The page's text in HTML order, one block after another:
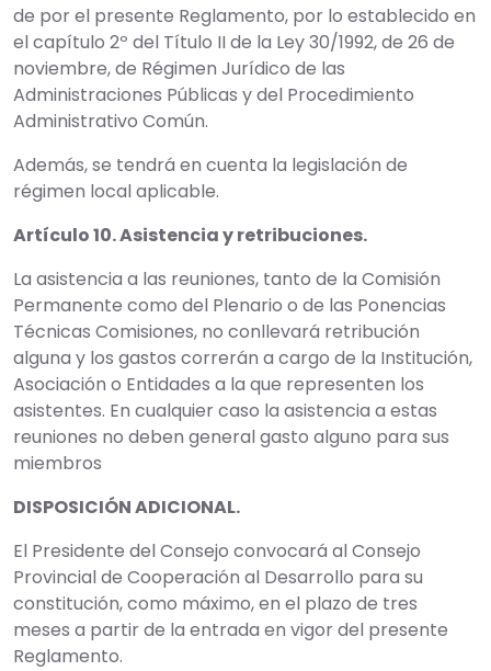
de por el presente Reglamento, por lo establecido en
el capítulo 2º del Título II de la Ley 30/1992, de 26 de
noviembre, de Régimen Jurídico de las
Administraciones Públicas y del Procedimiento
Administrativo Común.
Además, se tendrá en cuenta la legislación de
régimen local aplicable.
Artículo 10. Asistencia y retribuciones.
La asistencia a las reuniones, tanto de la Comisión
Permanente como del Plenario o de las Ponencias
Técnicas Comisiones, no conllevará retribución
alguna y los gastos correrán a cargo de la Institución,
Asociación o Entidades a la que representen los
asistentes. En cualquier caso la asistencia a estas
reuniones no deben general gasto alguno para sus
miembros
DISPOSICIÓN ADICIONAL.
El Presidente del Consejo convocará al Consejo
Provincial de Cooperación al Desarrollo para su
constitución, como máximo, en el plazo de tres
meses a partir de la entrada en vigor del presente
Reglamento.